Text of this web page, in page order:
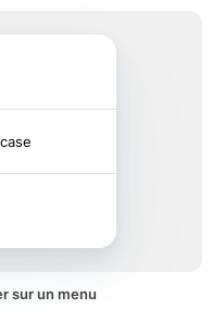
sur un menu